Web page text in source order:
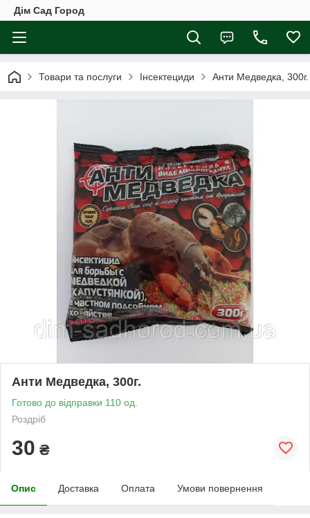
Дім Сад Город
Товари та послуги Інсектециди Анти Медведка, 300г.
Анти Медведка, 300г.
Готово до відправки 110 од.
Роздріб
30 ₴
Опис Доставка Оплата Умови повернення